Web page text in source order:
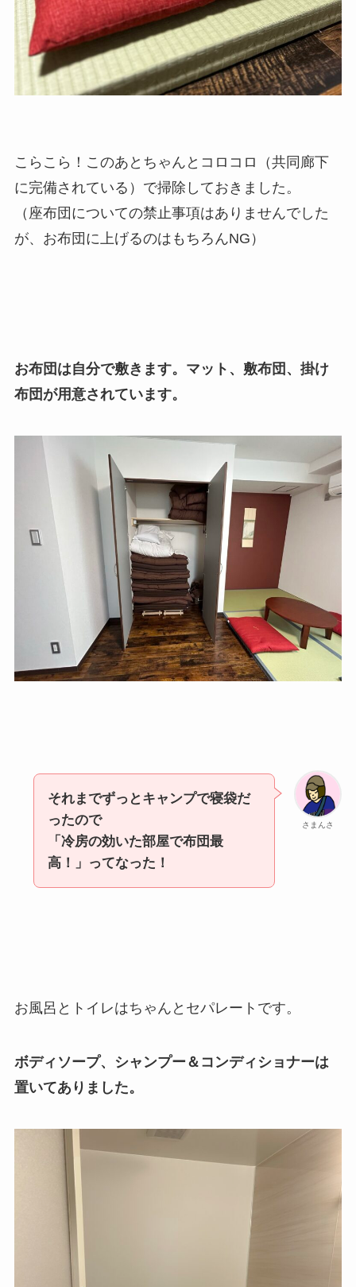
こらこら！このあとちゃんとコロコロ（共同廊下
に完備されている）で掃除しておきました。
（座布団についての禁止事項はありませんでした
が、お布団に上げるのはもちろんNG）
お布団は自分で敷きます。マット、敷布団、掛け
布団が用意されています。
さまんさ
それまでずっとキャンプで寝袋だ
ったので
「冷房の効いた部屋で布団最
高！」ってなった！
お風呂とトイレはちゃんとセパレートです。
ボディソープ、シャンプー＆コンディショナーは
置いてありました。